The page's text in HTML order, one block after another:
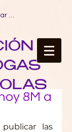
sesión
DE
8M a
las